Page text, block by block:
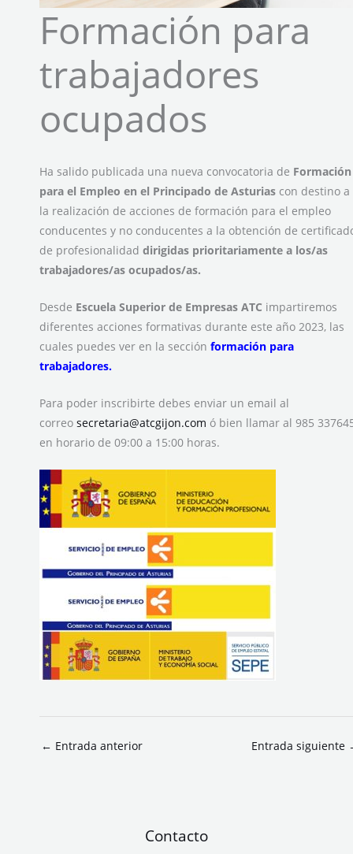
Formación para
trabajadores
ocupados
Ha salido publicada una nueva convocatoria de Formación
para el Empleo en el Principado de Asturias con destino a
la realización de acciones de formación para el empleo
conducentes y no conducentes a la obtención de
de profesionalidad dirigidas prioritariamente a los/as
trabajadores/as ocupados/as.
Desde Escuela Superior de Empresas ATC impartiremos
diferentes acciones formativas durante este año 2023, las
cuales puedes ver en la sección formación para
trabajadores.
Para poder inscribirte debes enviar un email al
correo secretaria@atcgijon.com ó bien llamar al 985
en horario de 09:00 a 15:00 horas.
← Entrada anterior Entrada siguiente
Contacto